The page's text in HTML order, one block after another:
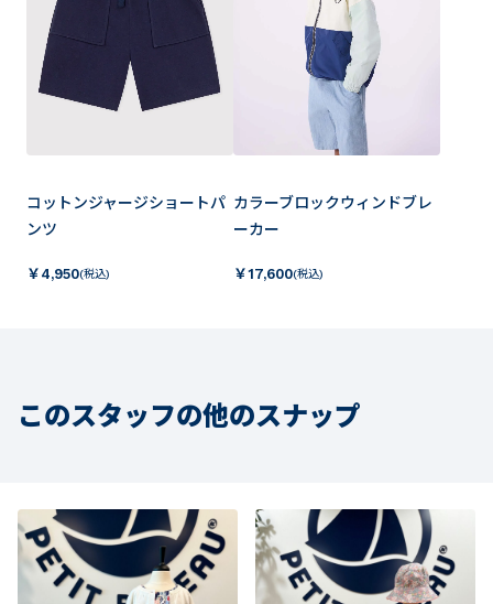
コットンジャージショートパ
ンツ
￥ 4,950(税込)
カラーブロックウィンドブレ
ーカー
￥17,600(税込)
このスタッフの他のスナップ